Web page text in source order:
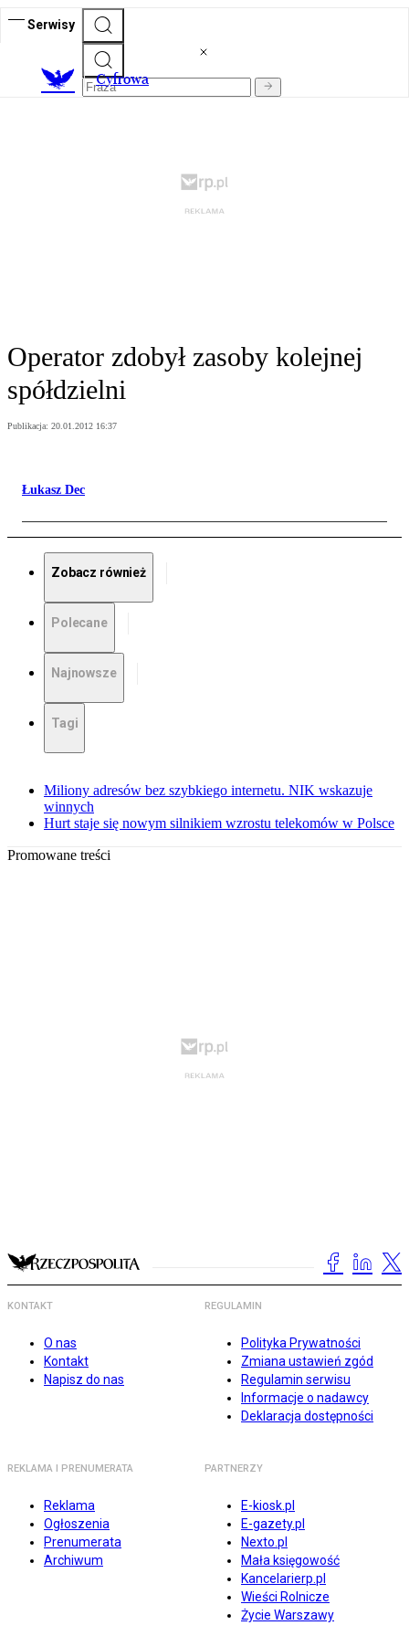
Serwisy
Cyfrowa
Operator zdobył zasoby kolejnej
spółdzielni
Publikacja: 20.01.2012 16:37
Łukasz Dec
Zobacz również
Polecane
Najnowsze
Tagi
Miliony adresów bez szybkiego internetu. NIK wskazuje
winnych
Hurt staje się nowym silnikiem wzrostu telekomów w Polsce
Promowane treści
KONTAKT
O nas
Kontakt
Napisz do nas
REGULAMIN
Polityka Prywatności
Zmiana ustawień zgód
Regulamin serwisu
Informacje o nadawcy
Deklaracja dostępności
REKLAMA I PRENUMERATA
Reklama
Ogłoszenia
Prenumerata
Archiwum
PARTNERZY
E-kiosk.pl
E-gazety.pl
Nexto.pl
Mała księgowość
Kancelarierp.pl
Wieści Rolnicze
Życie Warszawy